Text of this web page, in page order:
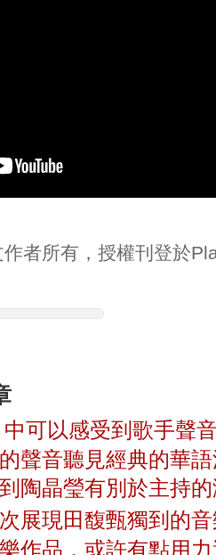
作者所有，授權刊登於
中可以感受到歌手聲
聲音聽見經典的華
陶晶瑩有別於主持
展現田馥甄獨到的
作品，或許有點用